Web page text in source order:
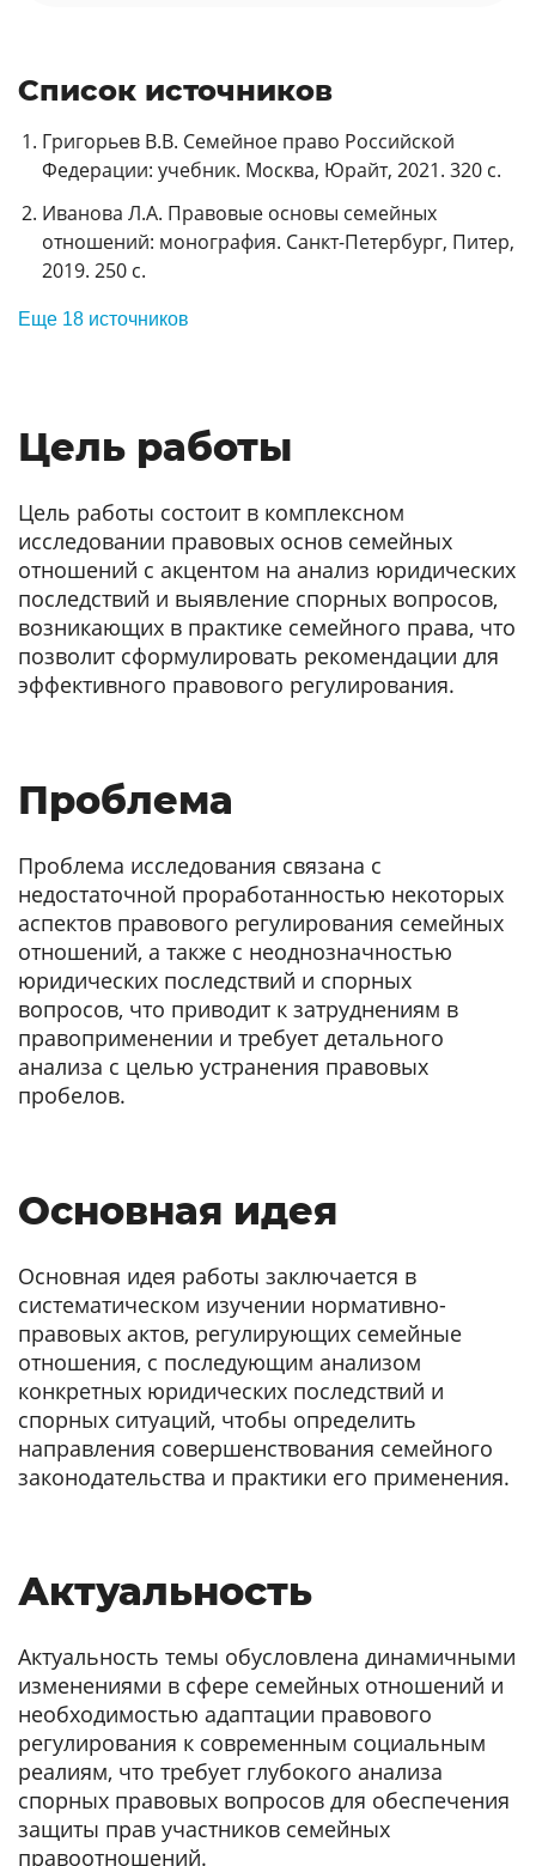
Список источников
Григорьев В.В. Семейное право Российской
Федерации: учебник. Москва, Юрайт, 2021. 320 с.
Иванова Л.А. Правовые основы семейных
отношений: монография. Санкт-Петербург, Питер,
2019. 250 с.
Еще 18 источников
Цель работы
Цель работы состоит в комплексном
исследовании правовых основ семейных
отношений с акцентом на анализ юридических
последствий и выявление спорных вопросов,
возникающих в практике семейного права, что
позволит сформулировать рекомендации для
эффективного правового регулирования.
Проблема
Проблема исследования связана с
недостаточной проработанностью некоторых
аспектов правового регулирования семейных
отношений, а также с неоднозначностью
юридических последствий и спорных
вопросов, что приводит к затруднениям в
правоприменении и требует детального
анализа с целью устранения правовых
пробелов.
Основная идея
Основная идея работы заключается в
систематическом изучении нормативно-
правовых актов, регулирующих семейные
отношения, с последующим анализом
конкретных юридических последствий и
спорных ситуаций, чтобы определить
направления совершенствования семейного
законодательства и практики его применения.
Актуальность
Актуальность темы обусловлена динамичными
изменениями в сфере семейных отношений и
необходимостью адаптации правового
регулирования к современным социальным
реалиям, что требует глубокого анализа
спорных правовых вопросов для обеспечения
защиты прав участников семейных
правоотношений.